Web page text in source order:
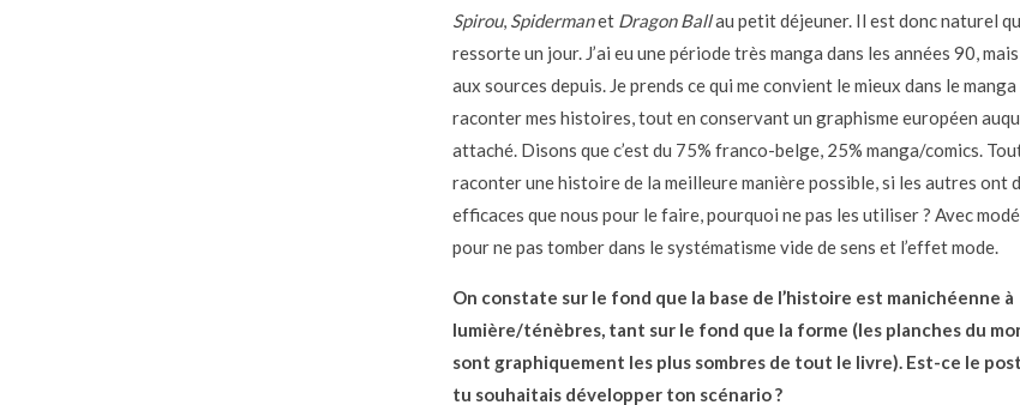
Spirou, Spidermanet Dragon Ballau petit déjeuner. Il est donc naturel
ressorte un jour. J’ai eu une période très manga dans les années 90,
aux sources depuis. Je prends ce qui me convient le mieux dans le
raconter mes histoires, tout en conservant un graphisme européen
attaché. Disons que c’est du 75% franco-belge, 25% manga/comics.
raconter une histoire de la meilleure manière possible, si les autres ont
efficaces que nous pour le faire, pourquoi ne pas les utiliser ? Avec
pour ne pas tomber dans le systématisme vide de sens et l’effet mode.
On constate sur le fond que la base de l’histoire est manichéenne
lumière/ténèbres, tant sur le fond que la forme (les planches du
sont graphiquement les plus sombres de tout le livre). Est-ce le
tu souhaitais développer ton scénario ?